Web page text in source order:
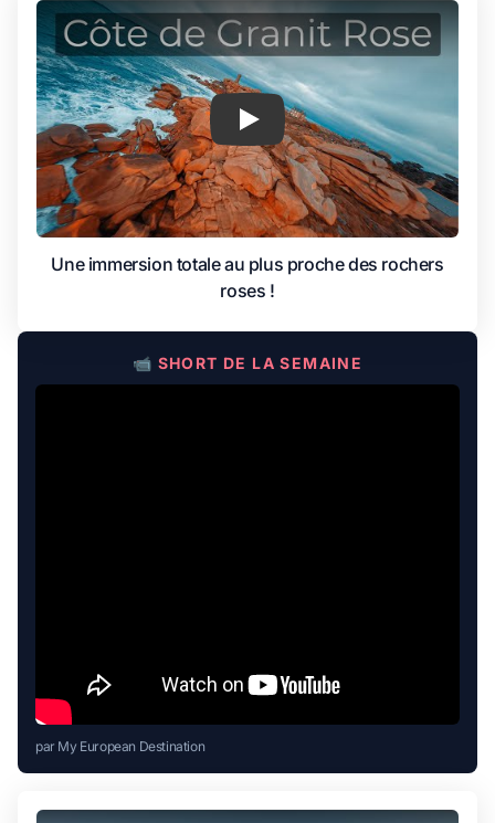
Play
Une immersion totale au plus proche des rochers
roses !
📹 SHORT DE LA SEMAINE
par My European Destination